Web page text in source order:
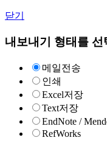
닫기
내보내기 형태를 선
메일전송
인쇄
Excel저장
Text저장
EndNote /
RefWorks